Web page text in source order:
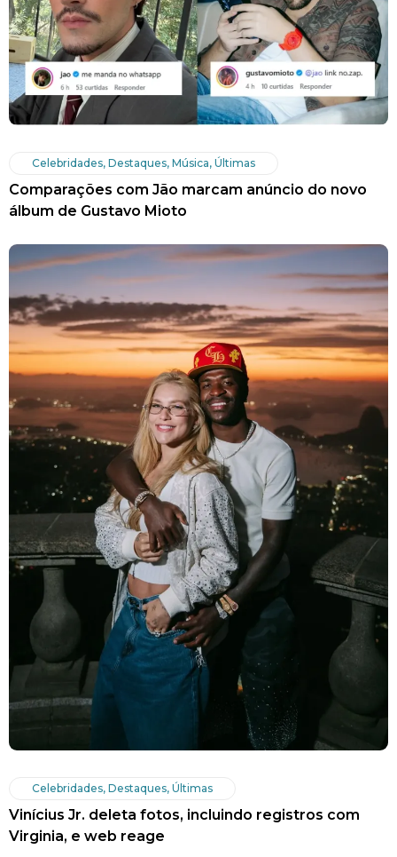
Celebridades, Destaques, Música, Últimas
Comparações com Jão marcam anúncio do novo
álbum de Gustavo Mioto
Celebridades, Destaques, Últimas
Vinícius Jr. deleta fotos, incluindo registros com
Virginia, e web reage